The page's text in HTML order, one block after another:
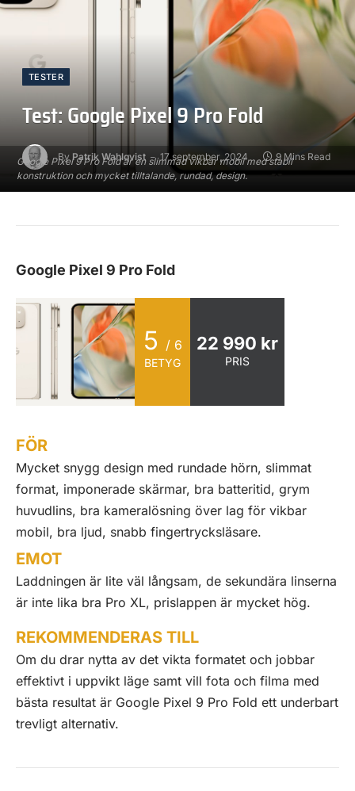
Google Pixel 9 Pro Fold är en slimmad vikbar mobil med stabil
konstruktion och mycket tilltalande, rundad, design.
TESTER
Test: Google Pixel 9 Pro Fold
By Patrik Wahlqvist 17 september, 2024 9 Mins Read
Google Pixel 9 Pro Fold
5 / 6
BETYG
22 990 kr
PRIS
FÖR
Mycket snygg design med rundade hörn, slimmat
format, imponerade skärmar, bra batteritid, grym
huvudlins, bra kameralösning över lag för vikbar
mobil, bra ljud, snabb fingertrycksläsare.
EMOT
Laddningen är lite väl långsam, de sekundära linserna
är inte lika bra Pro XL, prislappen är mycket hög.
REKOMMENDERAS TILL
Om du drar nytta av det vikta formatet och jobbar
effektivt i uppvikt läge samt vill fota och filma med
bästa resultat är Google Pixel 9 Pro Fold ett underbart
trevligt alternativ.